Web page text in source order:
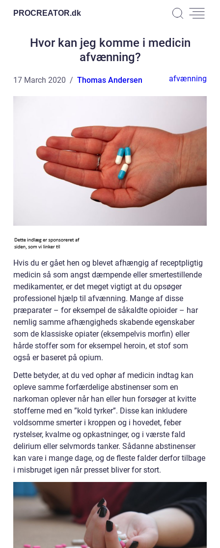
PROCREATOR.dk
Hvor kan jeg komme i medicin
afvænning?
17 March 2020 Thomas Andersen afvænning
Hvis du er gået hen og blevet afhængig af receptpligtig
medicin så som angst dæmpende eller smertestillende
medikamenter, er det meget vigtigt at du opsøger
professionel hjælp til afvænning. Mange af disse
præparater – for eksempel de såkaldte opioider – har
nemlig samme afhængigheds skabende egenskaber
som de klassiske opiater (eksempelvis morfin) eller
hårde stoffer som for eksempel heroin, et stof som
også er baseret på opium.
Dette betyder, at du ved ophør af medicin indtag kan
opleve samme forfærdelige abstinenser som en
narkoman oplever når han eller hun forsøger at kvitte
stofferne med en ”kold tyrker”. Disse kan inkludere
voldsomme smerter i kroppen og i hovedet, feber
rystelser, kvalme og opkastninger, og i værste fald
delirium eller selvmords tanker. Sådanne abstinenser
kan vare i mange dage, og de fleste falder derfor tilbage
i misbruget igen når presset bliver for stort.